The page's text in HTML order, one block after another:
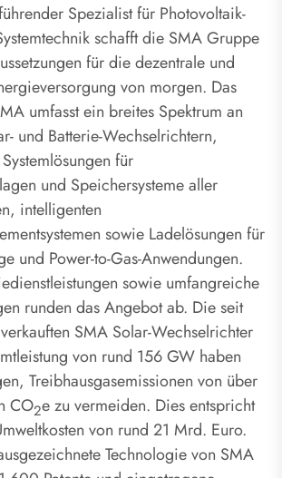
Spezialist für Photovoltaik-
schafft die SMA Gruppe
für die dezentrale und
von morgen. Das
umfasst ein breites Spektrum an
und Batterie-Wechselrichtern,
für
und Speichersysteme aller
intelligenten
sowie Ladelösungen für
und Power-to-Gas-Anwendungen.
sowie umfangreiche
runden das Angebot ab. Die seit
SMA Solar-Wechselrichter
von rund 156 GW haben
Treibhausgasemissionen von über
CO2e zu vermeiden. Dies entspricht
von rund 21 Mrd. Euro.
Technologie von SMA